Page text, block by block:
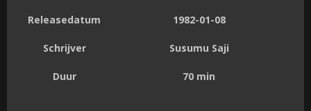
Releasedatum 1982-01-08
Schrijver Susumu Saji
Duur 70 min